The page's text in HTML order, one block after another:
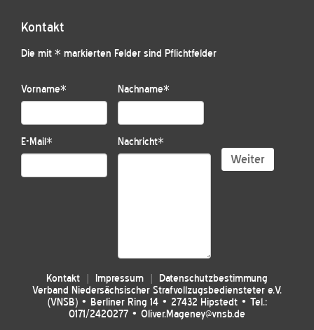
Kontakt
Die mit * markierten Felder sind Pflichtfelder
Vorname* Nachname*
E-Mail* Nachricht*
Weiter
Kontakt Impressum
Datenschutzbestimmung
Verband Niedersächsischer Strafvollzugsbediensteter e.V.
(VNSB) • Berliner Ring 14 • 27432 Hipstedt • Tel.:
0171/2420277 • Oliver.Mageney@vnsb.de